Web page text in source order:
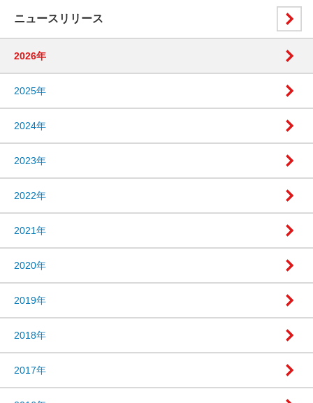
ニュースリリース
2026年
2025年
2024年
2023年
2022年
2021年
2020年
2019年
2018年
2017年